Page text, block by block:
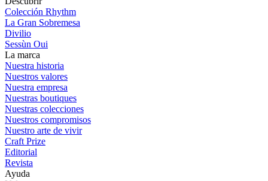
Colección Rhythm
La Gran Sobremesa
Divilio
Sessùn Oui
La marca
Nuestra historia
Nuestros valores
Nuestra empresa
Nuestras boutiques
Nuestras colecciones
Nuestros compromisos
Nuestro arte de vivir
Craft Prize
Editorial
Revista
Ayuda